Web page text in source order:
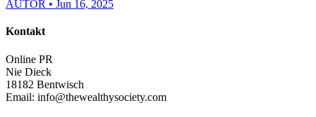
AUTOR • Jun 16, 2025
Kontakt
Online PR
Nie Dieck
18182 Bentwisch
Email: info@thewealthysociety.com